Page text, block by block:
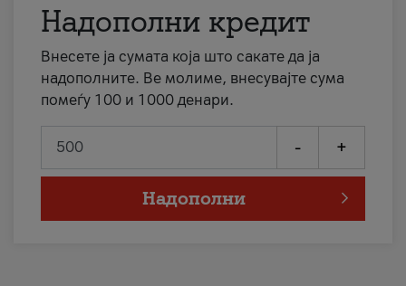
Надополни кредит
Внесете ја сумата која што сакате да ја
надополните. Ве молиме, внесувајте сума
помеѓу 100 и 1000 денари.
- +
Надополни